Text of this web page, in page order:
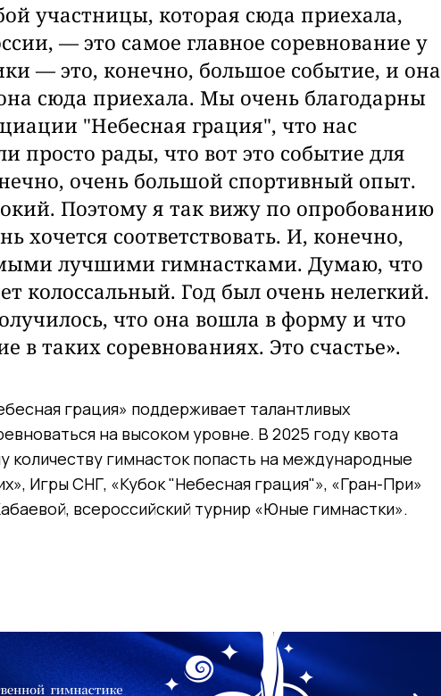
участницы, которая сюда приехала,
— это самое главное соревнование у
— это, конечно, большое событие, и она
сюда приехала. Мы очень благодарны
"Небесная грация", что нас
просто рады, что вот это событие для
очень большой спортивный опыт.
Поэтому я так вижу по опробованию
хочется соответствовать. И, конечно,
лучшими гимнастками. Думаю, что
колоссальный. Год был очень нелегкий.
что она вошла в форму и что
в таких соревнованиях. Это счастье».
грация» поддерживает талантливых
на высоком уровне. В 2025 году квота
количеству гимнасток попасть на международные
Игры СНГ, «Кубок "Небесная грация"», «Гран-При»
всероссийский турнир «Юные гимнастки».